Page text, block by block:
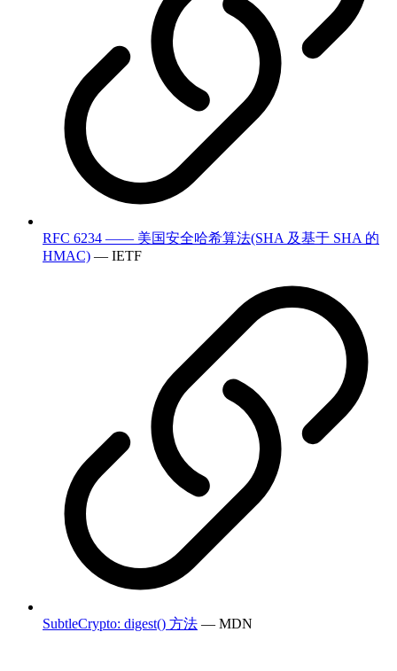
RFC 6234 —— 美国安全哈希算法(SHA 及基于 SHA 的
HMAC) — IETF
SubtleCrypto: digest() 方法 — MDN